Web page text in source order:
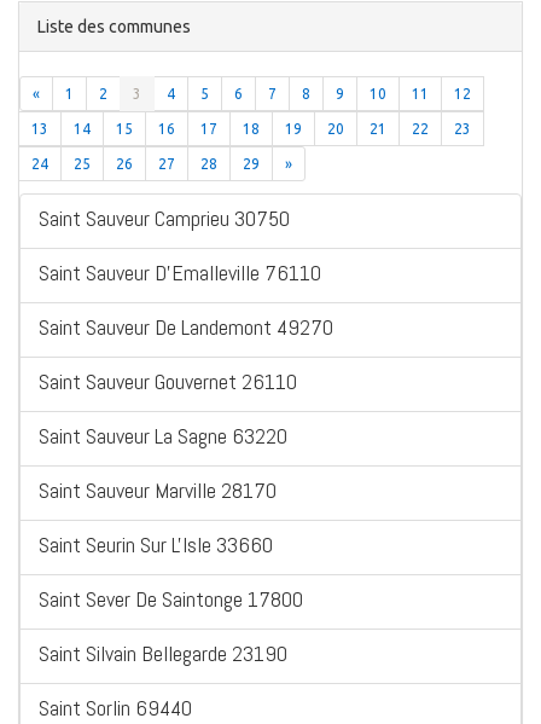
Liste des communes
« 1 2 3 4 5 6 7 8 9 10 11 12
13 14 15 16 17 18 19 20 21 22 23
24 25 26 27 28 29 »
Saint Sauveur Camprieu 30750
Saint Sauveur D'Emalleville 76110
Saint Sauveur De Landemont 49270
Saint Sauveur Gouvernet 26110
Saint Sauveur La Sagne 63220
Saint Sauveur Marville 28170
Saint Seurin Sur L'Isle 33660
Saint Sever De Saintonge 17800
Saint Silvain Bellegarde 23190
Saint Sorlin 69440